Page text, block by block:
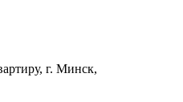
г. Минск,